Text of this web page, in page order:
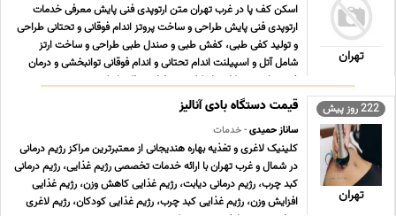
تهران
اسکن کف پا در غرب تهران متن ارتوپدی فنی پایش معرفی خدمات
ارتوپدی فنی پایش طراحی و ساخت پروتز اندام فوقانی و تحتانی طراحی
و تولید کفی طبی، کفش طبی و صندل طبی طراحی و ساخت ارتز
شامل آتل و اسپیلنت اندام تحتانی و اندام فوقانی توانبخشی و درمان
غیر جراحی مشکلات اسکلتی و عضلانی نظیر اسک ... ...
222 روز پیش
تهران
قیمت دستگاه بادی آنالیز
ساناز حمیدی- خدمات
کلینیک لاغری و تغذیه بهاره هندیجانی از معتبرترین مراکز رژیم درمانی
در شمال و غرب تهران با ارائه خدمات تخصصی رژیم غذایی، رژیم درمانی
کبد چرب، رژیم درمانی دیابت، رژیم غذایی کاهش وزن، رژیم غذایی
افزایش وزن، رژیم غذایی کبد چرب، رژیم غذایی کودکان، رژیم لاغری